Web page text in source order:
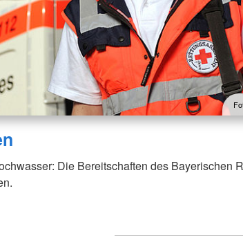
Die Bereitschaften des Bayerischen